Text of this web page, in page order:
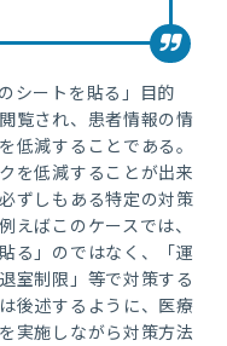
シートを貼る」目的
覧され、患者情報の情
低減することである。
を低減することが出来
ずしもある特定の対策
えばこのケースでは、
る」のではなく、「運
室制限」等で対策する
後述するように、医療
実施しながら対策方法